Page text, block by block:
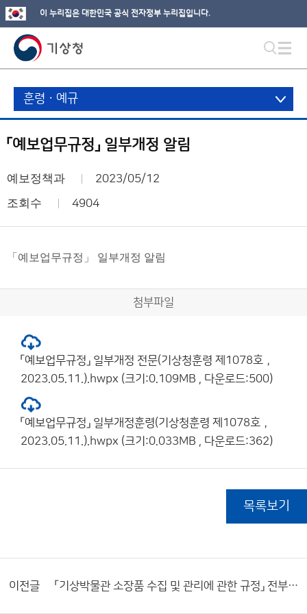
이 누리집은 대한민국 공식 전자정부 누리집입니다.
훈령ㆍ예규
「예보업무규정」 일부개정 알림
예보정책과 2023/05/12
조회수 4904
「예보업무규정」 일부개정 알림
첨부파일
「예보업무규정」 일부개정 전문(기상청훈령 제1078호，
2023.05.11.).hwpx (크기:0.109MB , 다운로드:500)
「예보업무규정」 일부개정훈령(기상청훈령 제1078호，
2023.05.11.).hwpx (크기:0.033MB , 다운로드:362)
목록보기
이전글 「기상박물관 소장품 수집 및 관리에 관한 규정」 전부개정 알림